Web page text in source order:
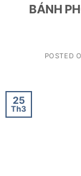
BÁNH
POSTED
25
Th3